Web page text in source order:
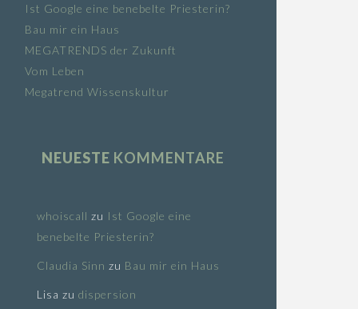
Ist Google eine benebelte Priesterin?
Bau mir ein Haus
MEGATRENDS der Zukunft
Vom Leben
Megatrend Wissenskultur
NEUESTE KOMMENTARE
whoiscall zu Ist Google eine
benebelte Priesterin?
Claudia Sinn zu Bau mir ein Haus
Lisa zu dispersion